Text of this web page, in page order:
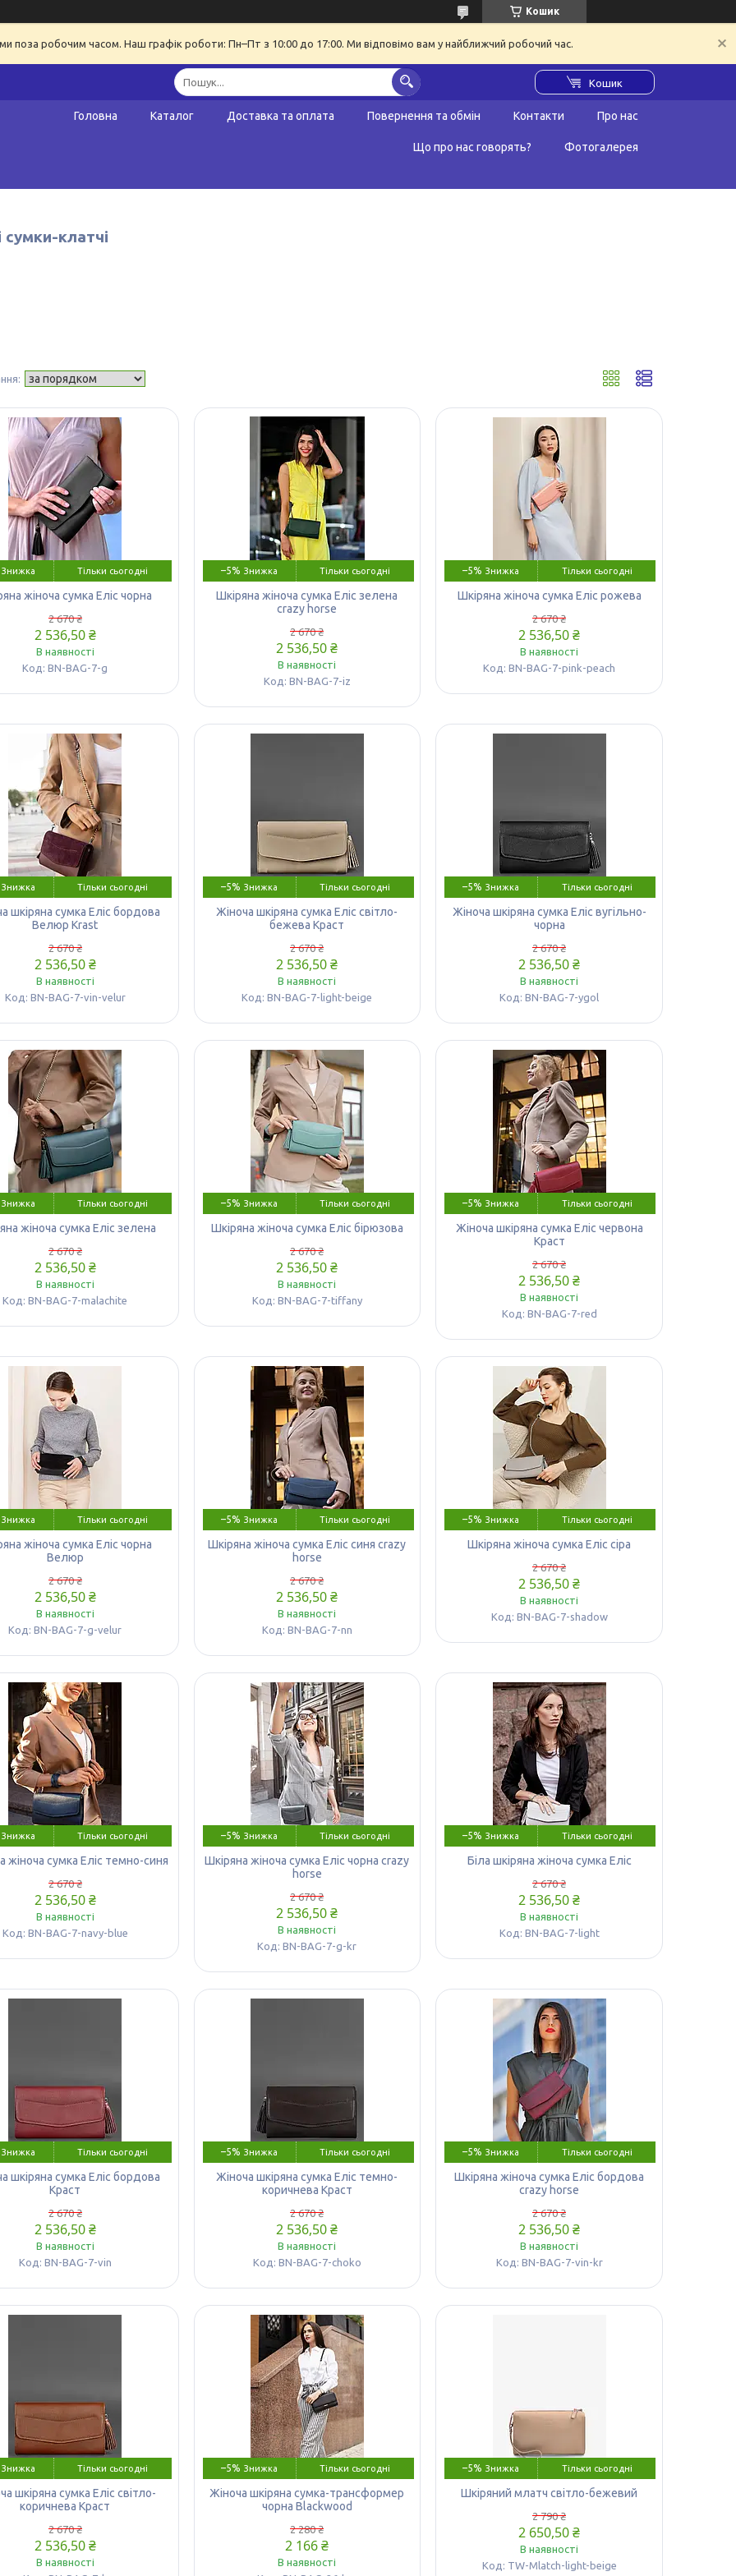
Кошик
поза робочим часом. Наш графік роботи: Пн–Пт з 10:00 до 17:00. Ми відповімо вам у найближчий робочий час.
Кошик
Головна Каталог Доставка та оплата Повернення та обмін Контакти Про нас
Що про нас говорять? Фотогалерея
сумки-клатчі
Тільки сьогодні
жіноча сумка Еліс чорна
2 670 ₴
2 536,50 ₴
В наявності
BN-BAG-7-g
–5% Тільки сьогодні
Шкіряна жіноча сумка Еліс зелена
crazy horse
2 670 ₴
2 536,50 ₴
В наявності
BN-BAG-7-iz
–5% Тільки сьогодні
Шкіряна жіноча сумка Еліс рожева
2 670 ₴
2 536,50 ₴
В наявності
BN-BAG-7-pink-peach
Тільки сьогодні
шкіряна сумка Еліс бордова
Велюр Krast
2 670 ₴
2 536,50 ₴
В наявності
BN-BAG-7-vin-velur
–5% Тільки сьогодні
Жіноча шкіряна сумка Еліс світло-
бежева Краст
2 670 ₴
2 536,50 ₴
В наявності
BN-BAG-7-light-beige
–5% Тільки сьогодні
Жіноча шкіряна сумка Еліс вугільно-
чорна
2 670 ₴
2 536,50 ₴
В наявності
BN-BAG-7-ygol
Тільки сьогодні
жіноча сумка Еліс зелена
2 670 ₴
2 536,50 ₴
В наявності
BN-BAG-7-malachite
–5% Тільки сьогодні
Шкіряна жіноча сумка Еліс бірюзова
2 670 ₴
2 536,50 ₴
В наявності
BN-BAG-7-tiffany
–5% Тільки сьогодні
Жіноча шкіряна сумка Еліс червона
Краст
2 670 ₴
2 536,50 ₴
В наявності
BN-BAG-7-red
Тільки сьогодні
жіноча сумка Еліс чорна
Велюр
2 670 ₴
2 536,50 ₴
В наявності
BN-BAG-7-g-velur
–5% Тільки сьогодні
Шкіряна жіноча сумка Еліс синя crazy
horse
2 670 ₴
2 536,50 ₴
В наявності
BN-BAG-7-nn
–5% Тільки сьогодні
Шкіряна жіноча сумка Еліс сіра
2 670 ₴
2 536,50 ₴
В наявності
BN-BAG-7-shadow
Тільки сьогодні
жіноча сумка Еліс темно-синя
2 670 ₴
2 536,50 ₴
В наявності
BN-BAG-7-navy-blue
–5% Тільки сьогодні
Шкіряна жіноча сумка Еліс чорна crazy
horse
2 670 ₴
2 536,50 ₴
В наявності
BN-BAG-7-g-kr
–5% Тільки сьогодні
Біла шкіряна жіноча сумка Еліс
2 670 ₴
2 536,50 ₴
В наявності
BN-BAG-7-light
Тільки сьогодні
шкіряна сумка Еліс бордова
Краст
2 670 ₴
2 536,50 ₴
В наявності
BN-BAG-7-vin
–5% Тільки сьогодні
Жіноча шкіряна сумка Еліс темно-
коричнева Краст
2 670 ₴
2 536,50 ₴
В наявності
BN-BAG-7-choko
–5% Тільки сьогодні
Шкіряна жіноча сумка Еліс бордова
crazy horse
2 670 ₴
2 536,50 ₴
В наявності
BN-BAG-7-vin-kr
Тільки сьогодні
шкіряна сумка Еліс світло-
коричнева Краст
2 670 ₴
2 536,50 ₴
В наявності
–5% Тільки сьогодні
Жіноча шкіряна сумка-трансформер
чорна Blackwood
2 280 ₴
2 166 ₴
В наявності
–5% Тільки сьогодні
Шкіряний млатч світло-бежевий
2 790 ₴
2 650,50 ₴
В наявності
TW-Mlatch-light-beige